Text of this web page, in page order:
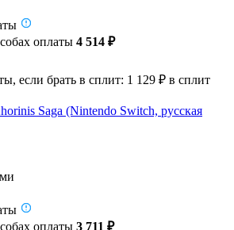
оплаты 4 514 ₽
если брать в сплит: 1 129 ₽ в сплит
Saga (Nintendo Switch, русская
оплаты 3 711 ₽